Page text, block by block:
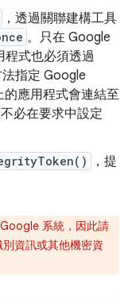
，透過關聯建構工具
。只在 Google
程式也必須透過
指定 Google
的應用程式會連結至
必在要求中設定
，提
系統，因此請
資訊或其他機密資